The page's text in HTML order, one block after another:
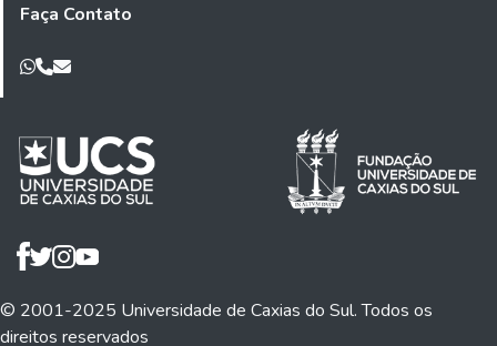
Faça Contato
© 2001-2025 Universidade de Caxias do Sul. Todos os
direitos reservados